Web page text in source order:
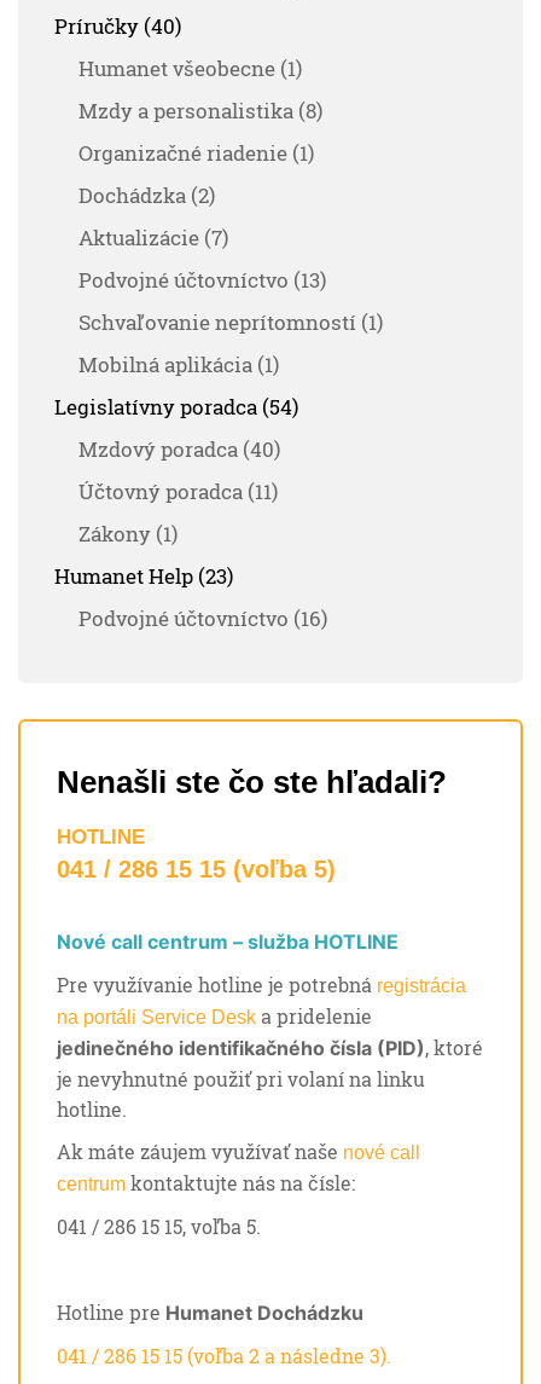
Príručky (40)
Humanet všeobecne (1)
Mzdy a personalistika (8)
Organizačné riadenie (1)
Dochádzka (2)
Aktualizácie (7)
Podvojné účtovníctvo (13)
Schvaľovanie neprítomností (1)
Mobilná aplikácia (1)
Legislatívny poradca (54)
Mzdový poradca (40)
Účtovný poradca (11)
Zákony (1)
Humanet Help (23)
Podvojné účtovníctvo (16)
Nenašli ste čo ste hľadali?
HOTLINE
041 / 286 15 15 (voľba 5)
Nové call centrum – služba HOTLINE
Pre využívanie hotline je potrebná registrácia
na portáli Service Desk a pridelenie
jedinečného identifikačného čísla (PID), ktoré
je nevyhnutné použiť pri volaní na linku
hotline.
Ak máte záujem využívať naše nové call
centrum kontaktujte nás na čísle:
041 / 286 15 15, voľba 5.
Hotline pre Humanet Dochádzku
041 / 286 15 15 (voľba 2 a následne 3).